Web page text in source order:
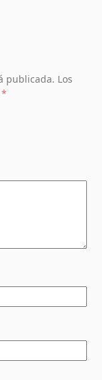
publicada. Los
*